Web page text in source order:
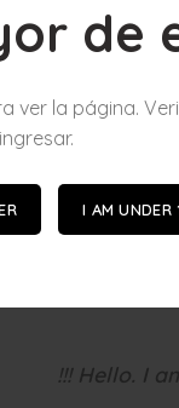
de
ver la página.
ingresar.
I AM UNDER
Barrio :
!!! Hello. I